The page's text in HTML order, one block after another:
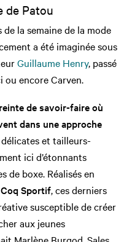
de Patou
la semaine de la mode
a été imaginée sous
Guillaume Henry, passé
ou encore Carven.
de savoir-faire où
dans une approche
délicates et tailleurs-
ici d’étonnants
de boxe. Réalisés en
Sportif, ces derniers
susceptible de créer
aux jeunes